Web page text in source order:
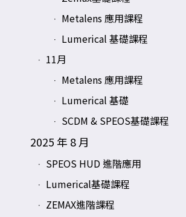
Metalens 應用課程
Lumerical 基礎課程
11月
Metalens 應用課程
Lumerical 基礎
SCDM & SPEOS基礎課程
2025 年 8 月
SPEOS HUD 進階應用
Lumerical基礎課程
ZEMAX進階課程